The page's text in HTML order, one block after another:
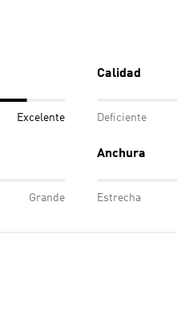
Excelente
Calidad
Deficiente
Grande
Anchura
Estrecha